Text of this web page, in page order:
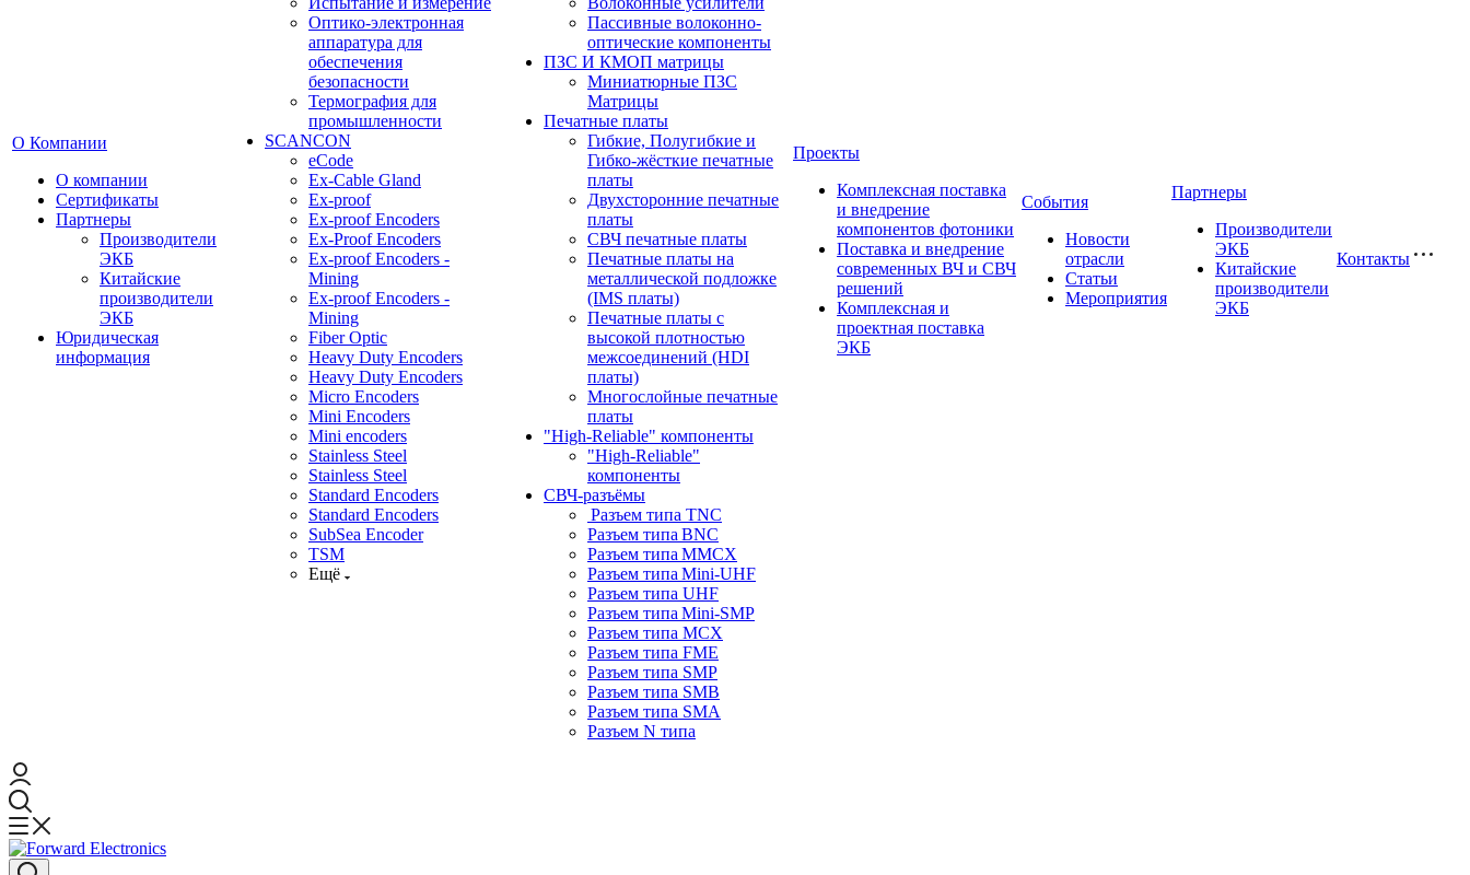
О Компании
О компании
Сертификаты
Партнеры
Производители
ЭКБ
Китайские
производители
ЭКБ
Юридическая
информация
Оптико-электронная
аппаратура для
обеспечения
безопасности
Термография для
промышленности
SCANCON
eCode
Ex-Cable Gland
Ex-proof
Ex-proof Encoders
Ex-Proof Encoders
Ex-proof Encoders -
Mining
Ex-proof Encoders -
Mining
Fiber Optic
Heavy Duty Encoders
Heavy Duty Encoders
Micro Encoders
Mini Encoders
Mini encoders
Stainless Steel
Stainless Steel
Standard Encoders
Standard Encoders
SubSea Encoder
TSM
Ещё
Пассивные волоконно-
оптические компоненты
ПЗС И КМОП матрицы
Миниатюрные ПЗС
Матрицы
Печатные платы
Гибкие, Полугибкие и
Гибко-жёсткие печатные
платы
Двухсторонние печатные
платы
СВЧ печатные платы
Печатные платы на
металлической подложке
(IMS платы)
Печатные платы с
высокой плотностью
межсоединений (HDI
платы)
Многослойные печатные
платы
"High-Reliable" компоненты
"High-Reliable"
компоненты
СВЧ-разъёмы
Разъем типа TNC
Разъем типа BNC
Разъем типа MMCX
Разъем типа Mini-UHF
Разъем типа UHF
Разъем типа Mini-SMP
Разъем типа MCX
Разъем типа FME
Разъем типа SMP
Разъем типа SMB
Разъем типа SMA
Разъем N типа
Проекты
Комплексная поставка
и внедрение
компонентов фотоники
Поставка и внедрение
современных ВЧ и СВЧ
решений
Комплексная и
проектная поставка
ЭКБ
События
Новости
отрасли
Статьи
Мероприятия
Партнеры
Производители
ЭКБ
Китайские
производители
ЭКБ
Контакты